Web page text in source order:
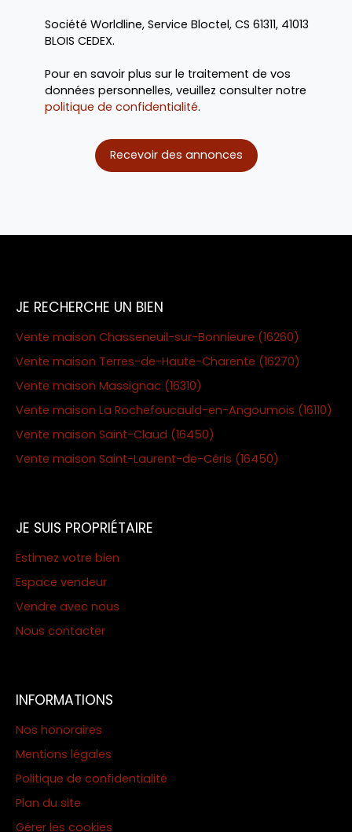
Société Worldline, Service Bloctel, CS 61311, 41013
BLOIS CEDEX.
Pour en savoir plus sur le traitement de vos
données personnelles, veuillez consulter notre
politique de confidentialité.
Recevoir des annonces
JE RECHERCHE UN BIEN
Vente maison Chasseneuil-sur-Bonnieure (16260)
Vente maison Terres-de-Haute-Charente (16270)
Vente maison Massignac (16310)
Vente maison La Rochefoucauld-en-Angoumois (16110)
Vente maison Saint-Claud (16450)
Vente maison Saint-Laurent-de-Céris (16450)
JE SUIS PROPRIÉTAIRE
Estimez votre bien
Espace vendeur
Vendre avec nous
Nous contacter
INFORMATIONS
Nos honoraires
Mentions légales
Politique de confidentialité
Plan du site
Gérer les cookies